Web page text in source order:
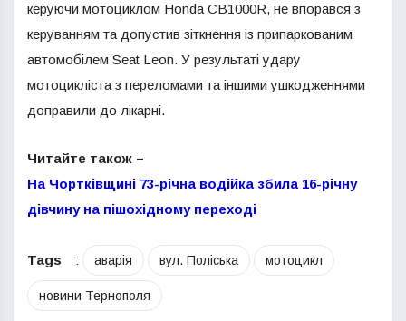
керуючи мотоциклом Honda CB1000R, не впорався з
керуванням та допустив зіткнення із припаркованим
автомобілем Seat Leon. У результаті удару
мотоцикліста з переломами та іншими ушкодженнями
доправили до лікарні.
Читайте також –
На Чортківщині 73-річна водійка збила 16-річну
дівчину на пішохідному переході
Tags : аварія вул. Поліська мотоцикл
новини Тернополя